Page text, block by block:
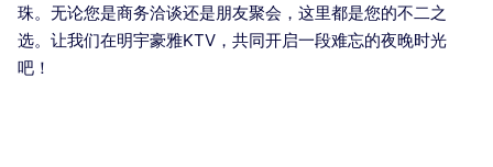
珠。无论您是商务洽谈还是朋友聚会，这里都是您的不二之
选。让我们在明宇豪雅KTV，共同开启一段难忘的夜晚时光
吧！